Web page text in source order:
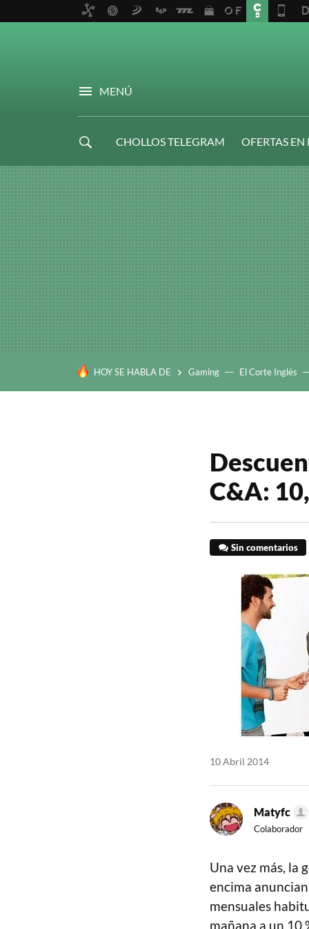
MENÚ
CHOLLOS TELEGRAM OFERTAS
HOY SE HABLA DE Gaming El Corte Inglés
C&A:
Sin comentarios
10 Abril 2014
Matyfc
Colaborador
Una vez más, la
encima
mensuales
mañana a un 10